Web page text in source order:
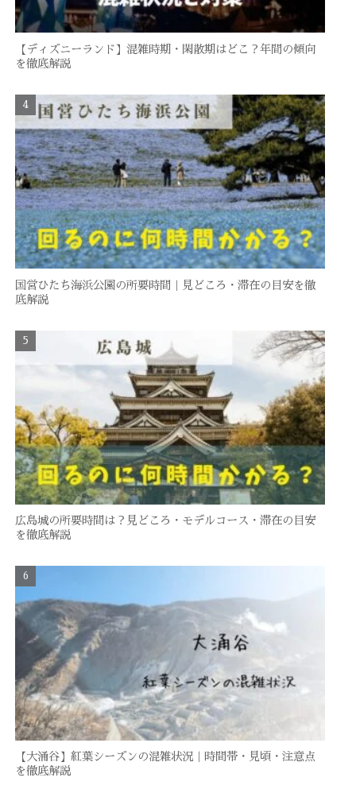
【ディズニーランド】混雑時期・閑散期はどこ？年間の傾向
を徹底解説
国営ひたち海浜公園の所要時間｜見どころ・滞在の目安を徹
底解説
広島城の所要時間は？見どころ・モデルコース・滞在の目安
を徹底解説
【大涌谷】紅葉シーズンの混雑状況｜時間帯・見頃・注意点
を徹底解説